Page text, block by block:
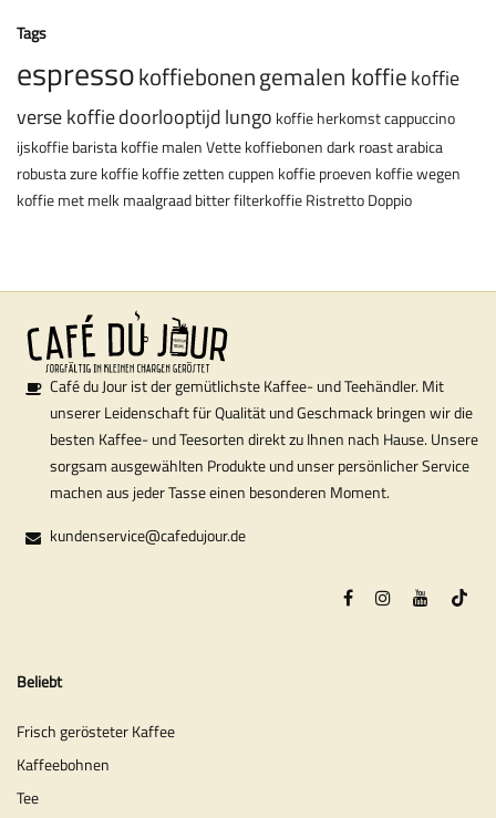
Tags
espressokoffiebonengemalen koffiekoffie
verse koffiedoorlooptijdlungo koffie herkomstcappuccino
ijskoffiebaristakoffie malenVette koffiebonendark roastarabica
robustazure koffiekoffie zettencuppen koffie proeven koffie wegen
koffie met melkmaalgraadbitterfilterkoffieRistrettoDoppio
Café du Jour ist der gemütlichste Kaffee- und Teehändler. Mit
unserer Leidenschaft für Qualität und Geschmack bringen wir die
besten Kaffee- und Teesorten direkt zu Ihnen nach Hause. Unsere
sorgsam ausgewählten Produkte und unser persönlicher Service
machen aus jeder Tasse einen besonderen Moment.
kundenservice@cafedujour.de
Beliebt
Frisch gerösteter Kaffee
Kaffeebohnen
Tee